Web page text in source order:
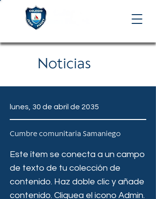
Noticias
lunes, 30 de abril de 2035
Cumbre comunitaria Samaniego
Este ítem se conecta a un campo
de texto de tu colección de
contenido. Haz doble clic y añade
contenido. Cliquea el icono Admin.